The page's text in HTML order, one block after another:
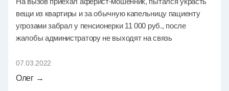
вещи из квартиры и за обычную капельницу пациенту
угрозами забрал у пенсионерки 11 000 руб., после
жалобы администратору не выходят на связь
07.03.2022
Олег →